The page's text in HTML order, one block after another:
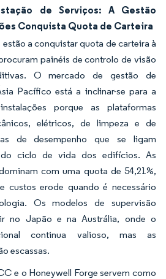
de Serviços: A Gestão
Conquista Quota de Carteira
a conquistar quota de carteira à
painéis de controlo de visão
O mercado de gestão de
Pacífico está a inclinar-se para a
porque as plataformas
elétricos, de limpeza e de
de desempenho que se ligam
ciclo de vida dos edifícios. As
com uma quota de 54,21%,
custos erode quando é necessário
Os modelos de supervisão
no Japão e na Austrália, onde o
continua valioso, mas as
escassas.
e o Honeywell Forge servem como